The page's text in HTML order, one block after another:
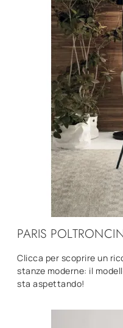
PARIS
Clicca per scoprire un
stanze moderne: il
sta aspettando!